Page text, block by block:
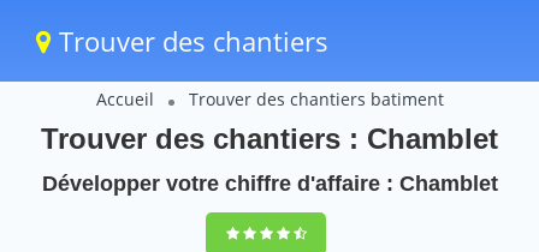
Trouver des chantiers
Accueil Trouver des chantiers batiment
Trouver des chantiers : Chamblet
Développer votre chiffre d'affaire : Chamblet